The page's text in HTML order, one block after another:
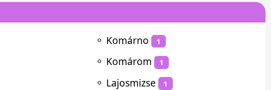
⚬ Komárno 1
⚬ Komárom 1
⚬ Lajosmizse 1